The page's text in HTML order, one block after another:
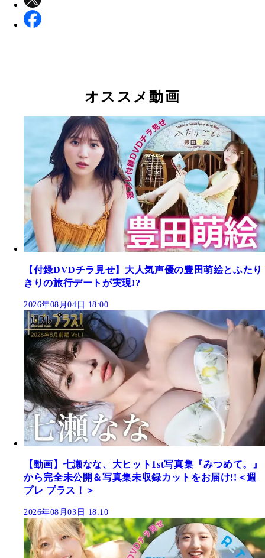
オススメ動画
【付録DVDチラ見せ】大人気声優の豊田萌絵とふたり
きりの旅行デートが実現!?
2026年08月04日 18:00
【動画】七瀬なな、大ヒット1st写真集『みつめて。』
から完全未公開＆写真集未収録カットをお届け!!＜週
プレ プラス！＞
2026年08月03日 18:10